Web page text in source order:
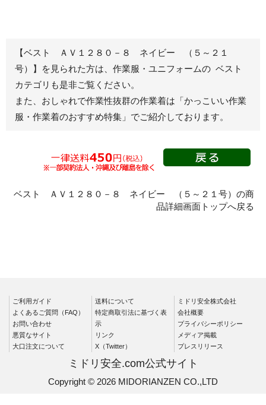
ジャンパー
秋冬長袖
春夏半袖
スモック
秋冬長袖
クリーンウェ
ワークパンツ
春夏
食品産業用
クリーンウェ
【ベスト ＡＶ１２８０－８ ネイビー （５～２１
号）】を見られた方は、作業服・ユニフォームの ベスト
カテゴリも是非ご覧ください。
また、おしゃれで作業性抜群の作業着は 「かっこいい作業
服・作業着のおすすめ特集」 でご紹介しております。
ベスト ＡＶ１２８０－８ ネイビー （５～２１号）の商
品詳細画面トップへ戻る
ご利用ガイド
よくあるご質問（FAQ）
お問い合わせ
悪質なサイト
大口注文について
送料について
特定商取引法に基づく表
示
リンク
X（Twitter）
ミドリ安全株式会社
会社概要
プライバシーポリシー
メディア掲載
プレスリリース
ミドリ安全.com公式サイト
Copyright © 2026 MIDORIANZEN CO.,LTD